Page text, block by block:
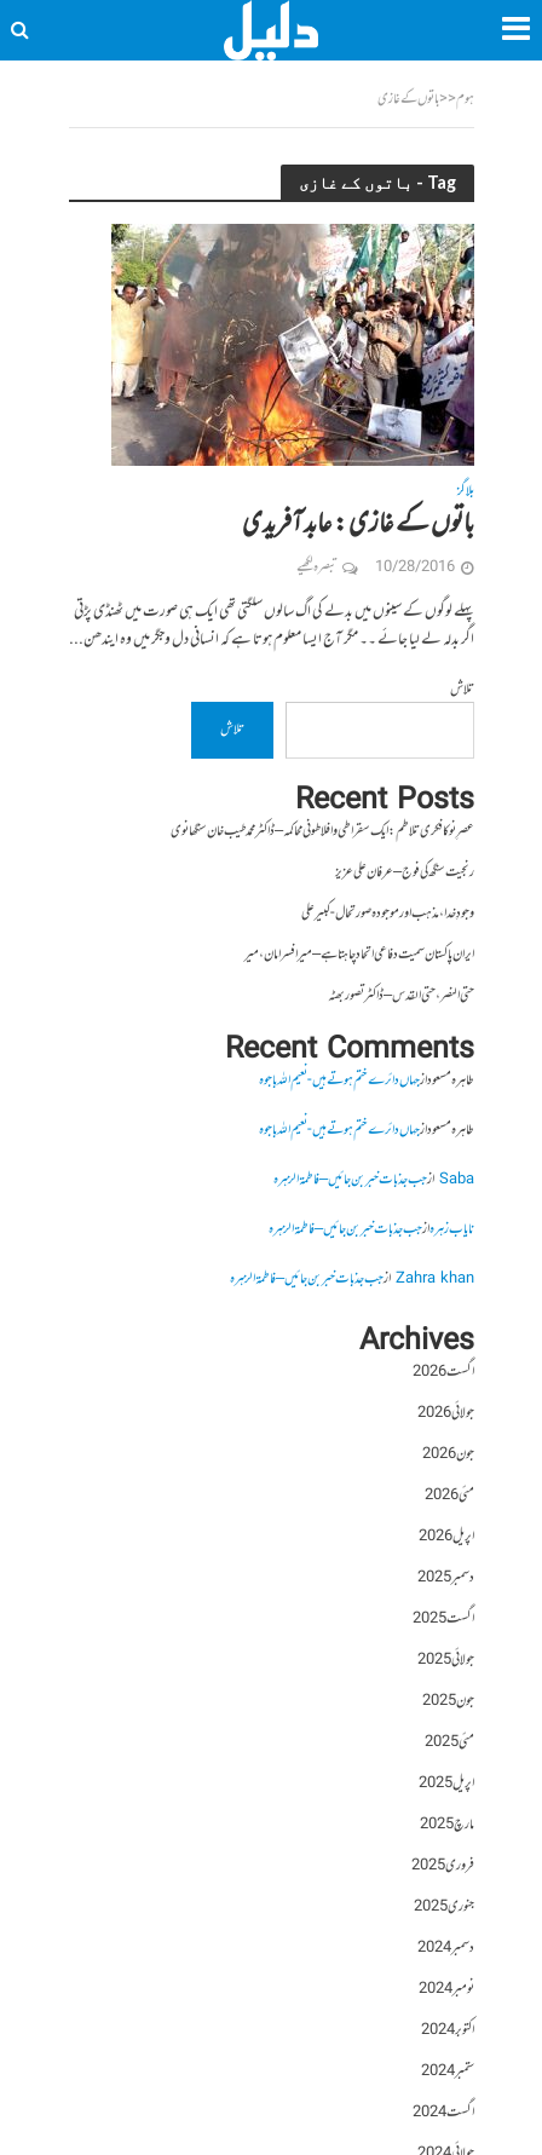
ہوم<<باتوں کے غازی
Tag - باتوں کے غازی
بلاگز
باتوں کے غازی : عابد آفریدی
10/28/2016 تبصرہ لکھیے
پہلے لوگوں کے سینوں میں بدلے کی اگ سالوں سلگتی تھی ایک ہی صورت میں ٹھنڈی پڑتی
اگر بدلہ لے لیا جائے ۔۔ مگر آج ایسا معلوم ہوتا ہے کہ انسانی دل وجگر میں وہ ایندھن...
تلاش
تلاش
Recent Posts
عصرِ نو کا فکری تلاطم: ایک سقراطی و افلاطونی محاکمہ – ڈاکٹر محمد طیب خان سنگھانوی
رنجیت سنگھ کی فوج – عرفان علی عزیز
وجودِ خدا، مذہب اور موجودہ صورتحال- کبیر علی
ایران پاکستان سمیت دفاعی اتحاد چاہتا ہے – میر افسر امان،میر
حتی النصر ، حتی القدس – ڈاکٹر تصور بھٹہ
Recent Comments
طاہرہ مسعودازجہاں دائرے ختم ہوتے ہیں- نعیم اللہ باجوہ
طاہرہ مسعودازجہاں دائرے ختم ہوتے ہیں- نعیم اللہ باجوہ
Sabaازجب جذبات خبر بن جائیں – فاطمۃالزہرہ
نایاب زہرہازجب جذبات خبر بن جائیں – فاطمۃالزہرہ
Zahra khanازجب جذبات خبر بن جائیں – فاطمۃالزہرہ
Archives
اگست 2026
جولائی 2026
جون 2026
مئی 2026
اپریل 2026
دسمبر 2025
اگست 2025
جولائی 2025
جون 2025
مئی 2025
اپریل 2025
مارچ 2025
فروری 2025
جنوری 2025
دسمبر 2024
نومبر 2024
اکتوبر 2024
ستمبر 2024
اگست 2024